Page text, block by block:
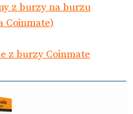
z burzy na burzu
Coinmate)
z burzy Coinmate